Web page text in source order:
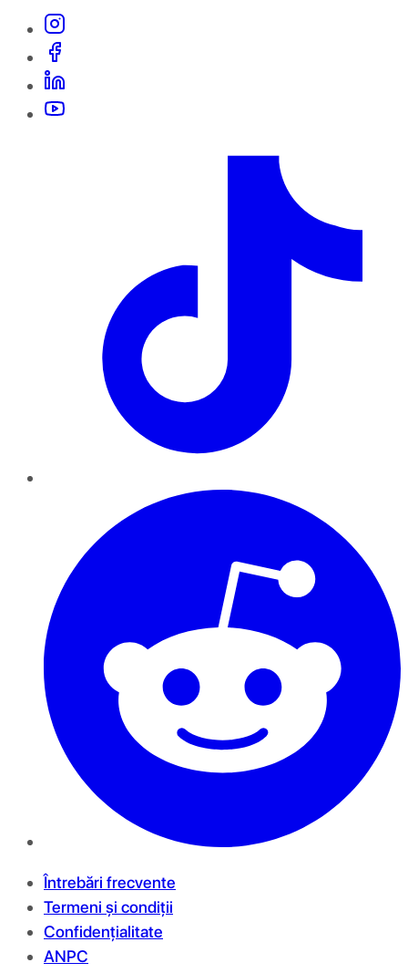
Întrebări frecvente
Termeni și condiții
Confidențialitate
ANPC